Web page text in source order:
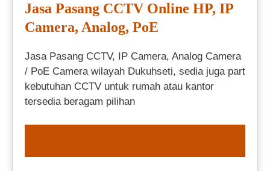
Jasa Pasang CCTV Online HP, IP
Camera, Analog, PoE
Jasa Pasang CCTV, IP Camera, Analog Camera
/ PoE Camera wilayah Dukuhseti, sedia juga part
kebutuhan CCTV untuk rumah atau kantor
tersedia beragam pilihan